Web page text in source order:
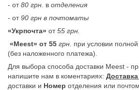
- от80 грн. в отделения
- от90 грн в почтоматы
«Укрпочта» от55 грн.
«Meest» от 55 грн. при условии
(без наложенного платежа).
Для выбора способа доставки Meest -
напишите нам в коментариях:
доставки и Номер отделения или